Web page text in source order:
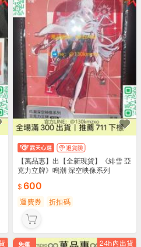
【萬品惠】出【全新現貨】《緋雪 亞
克力立牌》鳴潮 深空映像系列
600
運費券 折扣碼